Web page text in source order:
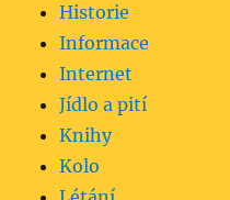
Historie
Informace
Internet
Jídlo a pití
Knihy
Kolo